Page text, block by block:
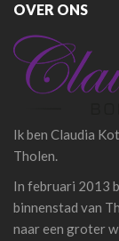
OVER ONS
Ik ben Claudia
Tholen.
In februari 2013
binnenstad van
naar een groter